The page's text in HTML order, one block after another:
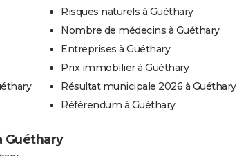
Risques naturels à Guéthary
Nombre de médecins à Guéthary
Entreprises à Guéthary
Prix immobilier à Guéthary
Résultat municipale 2026 à Guéthary
Référendum à Guéthary
Guéthary